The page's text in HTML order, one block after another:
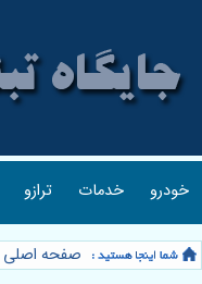
خودرو خدمات ترازو
صفحه اصلی